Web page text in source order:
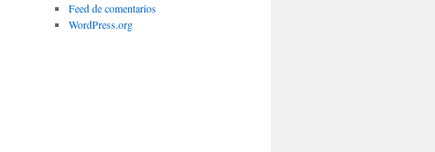
Feed de comentarios
WordPress.org